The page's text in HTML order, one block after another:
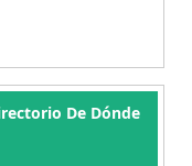
De Dónde